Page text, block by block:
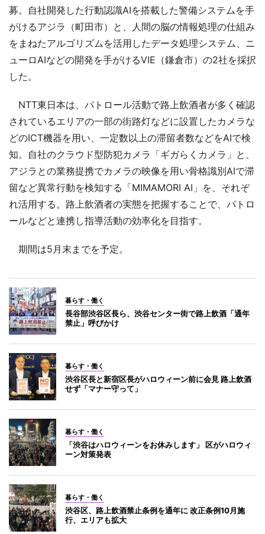
募。自社開発した行動認識AIを搭載した警備システムを手
がけるアジラ（町田市）と、人間の脳の情報処理の仕組み
をまねたアルゴリズムを活用したデータ処理システム、ニ
ューロAIなどの開発を手がけるVIE（鎌倉市）の2社を採択
した。
NTT東日本は、パトロール活動で路上飲酒者が多く確認
されているエリアの一部の街路灯などに設置したカメラな
どのICT機器を用い、一定数以上の滞留者数などをAIで検
知。自社のクラウド型防犯カメラ「ギガらくカメラ」と、
アジラとの業務提携でカメラの映像を用い骨格識別AIで滞
留など異常行動を検知する「MIMAMORI AI」を、それぞ
れ活用する。路上飲酒者の実態を把握することで、パトロ
ールなどと連携し指導活動の効率化を目指す。
期間は5月末までを予定。
暮らす・働く
長谷部渋谷区長ら、渋谷センター街で路上飲酒「通年
禁止」呼びかけ
暮らす・働く
渋谷区長と新宿区長がハロウィーン前に会見 路上飲酒
せず「マナー守って」
暮らす・働く
「渋谷はハロウィーンをお休みします」 区がハロウィ
ーン対策発表
暮らす・働く
渋谷区、路上飲酒禁止条例を通年に 改正条例10月施
行、エリアも拡大